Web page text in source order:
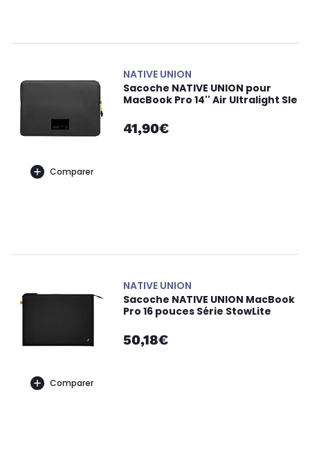
Comparer
NATIVE UNION
Sacoche NATIVE UNION pour
MacBook Pro 14'' Air Ultralight Sle
41,90€
Comparer
NATIVE UNION
Sacoche NATIVE UNION MacBook
Pro 16 pouces Série StowLite
50,18€